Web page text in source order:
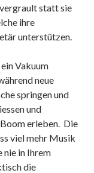
statt sie
ihre
unterstützen.
Vakuum
neue
springen und
und
erleben. Die
viel mehr Musik
nie in Ihrem
die